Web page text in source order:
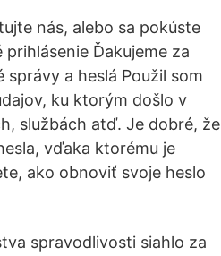
nás, alebo sa pokúste
Ďakujeme za
a heslá Použil som
ku ktorým došlo v
službách atď. Je dobré, že
vďaka ktorému je
ako obnoviť svoje heslo
spravodlivosti siahlo za